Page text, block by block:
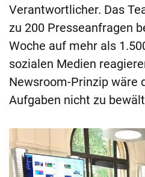
Verantwortlicher. Das
zu 200 Presseanfragen
Woche auf mehr als
sozialen Medien
Newsroom-Prinzip wäre
Aufgaben nicht zu